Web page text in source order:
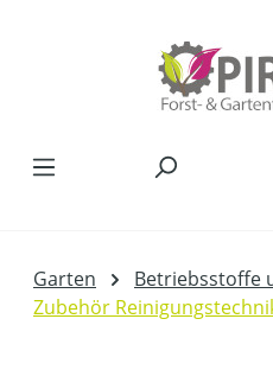
Garten
Betriebsstoffe
Zubehör